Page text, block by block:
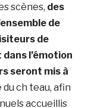
scènes, des
de
de
l’émotion
seront mis à
du ch teau, afin
accueillis